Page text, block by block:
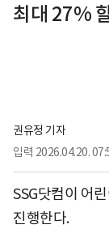
최대 27%
권유정 기자
입력 2026.04.20.
SSG닷컴이 어
진행한다.